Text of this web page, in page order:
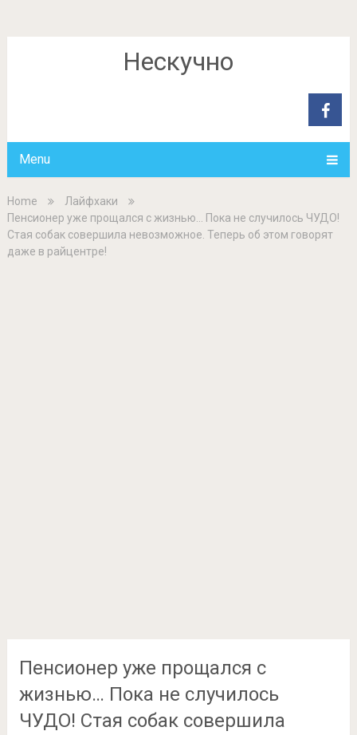
Нескучно
Menu
Home
Лайфхаки
Пенсионер уже прощался с жизнью… Пока не случилось ЧУДО!
Стая собак совершила невозможное. Теперь об этом говорят
даже в райцентре!
Пенсионер уже прощался с
жизнью… Пока не случилось
ЧУДО! Стая собак совершила